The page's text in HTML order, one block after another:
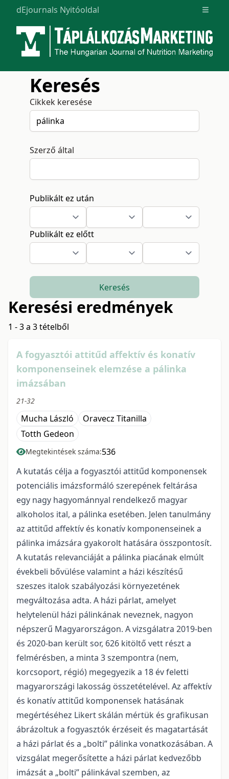
dEjournals Nyitóoldal Open
Keresés
Cikkek keresése
Szerző által
Publikált ez után
Publikált ez előtt
Keresés
Keresési eredmények
1 - 3 a 3 tételből
A fogyasztói attitűd affektív és konatív
komponenseinek elemzése a pálinka
imázsában
21-32
Mucha László
Oravecz Titanilla
Totth Gedeon
Megtekintések száma:536
A kutatás célja a fogyasztói attitűd komponensek
potenciális imázsformáló szerepének feltárása
egy nagy hagyománnyal rendelkező magyar
alkoholos ital, a pálinka esetében. Jelen tanulmány
az attitűd affektív és konatív komponenseinek a
pálinka imázsára gyakorolt hatására összpontosít.
A kutatás relevanciáját a pálinka piacának elmúlt
évekbeli bővülése valamint a házi készítésű
szeszes italok szabályozási környezetének
megváltozása adta. A házi párlat, amelyet
helytelenül házi pálinkának neveznek, nagyon
népszerű Magyarországon. A vizsgálatra 2019-ben
és 2020-ban került sor, 626 kitöltő vett részt a
felmérésben, a minta 3 szempontra (nem,
korcsoport, régió) megegyezik a 18 év feletti
magyarországi lakosság összetételével. Az affektív
és konatív attitűd komponensek hatásának
megértéséhez Likert skálán mértük és grafikusan
ábrázoltuk a fogyasztók érzéseit és magatartását
a házi párlat és a „bolti” pálinka vonatkozásában. A
vizsgálat megerősítette a házi párlat kedvezőbb
imázsát a „bolti” pálinkával szemben, az